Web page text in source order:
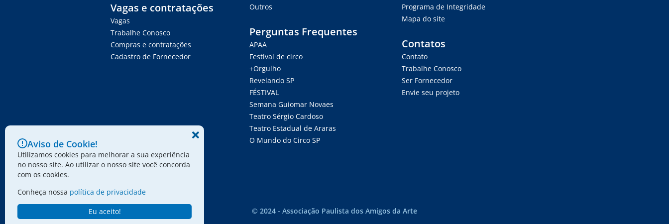
Vagas e contratações
Vagas
Trabalhe Conosco
Compras e contratações
Cadastro de Fornecedor
Outros
Perguntas Frequentes
APAA
Festival de circo
+Orgulho
Revelando SP
FÉSTIVAL
Semana Guiomar Novaes
Teatro Sérgio Cardoso
Teatro Estadual de Araras
O Mundo do Circo SP
Programa de Integridade
Mapa do site
Contatos
Contato
Trabalhe Conosco
Ser Fornecedor
Envie seu projeto
© 2024 - Associação Paulista dos Amigos da Arte
Aviso de Cookie!
Utilizamos cookies para melhorar a sua experiência
no nosso site. Ao utilizar o nosso site você concorda
com os cookies.
Conheça nossa política de privacidade
Eu aceito!